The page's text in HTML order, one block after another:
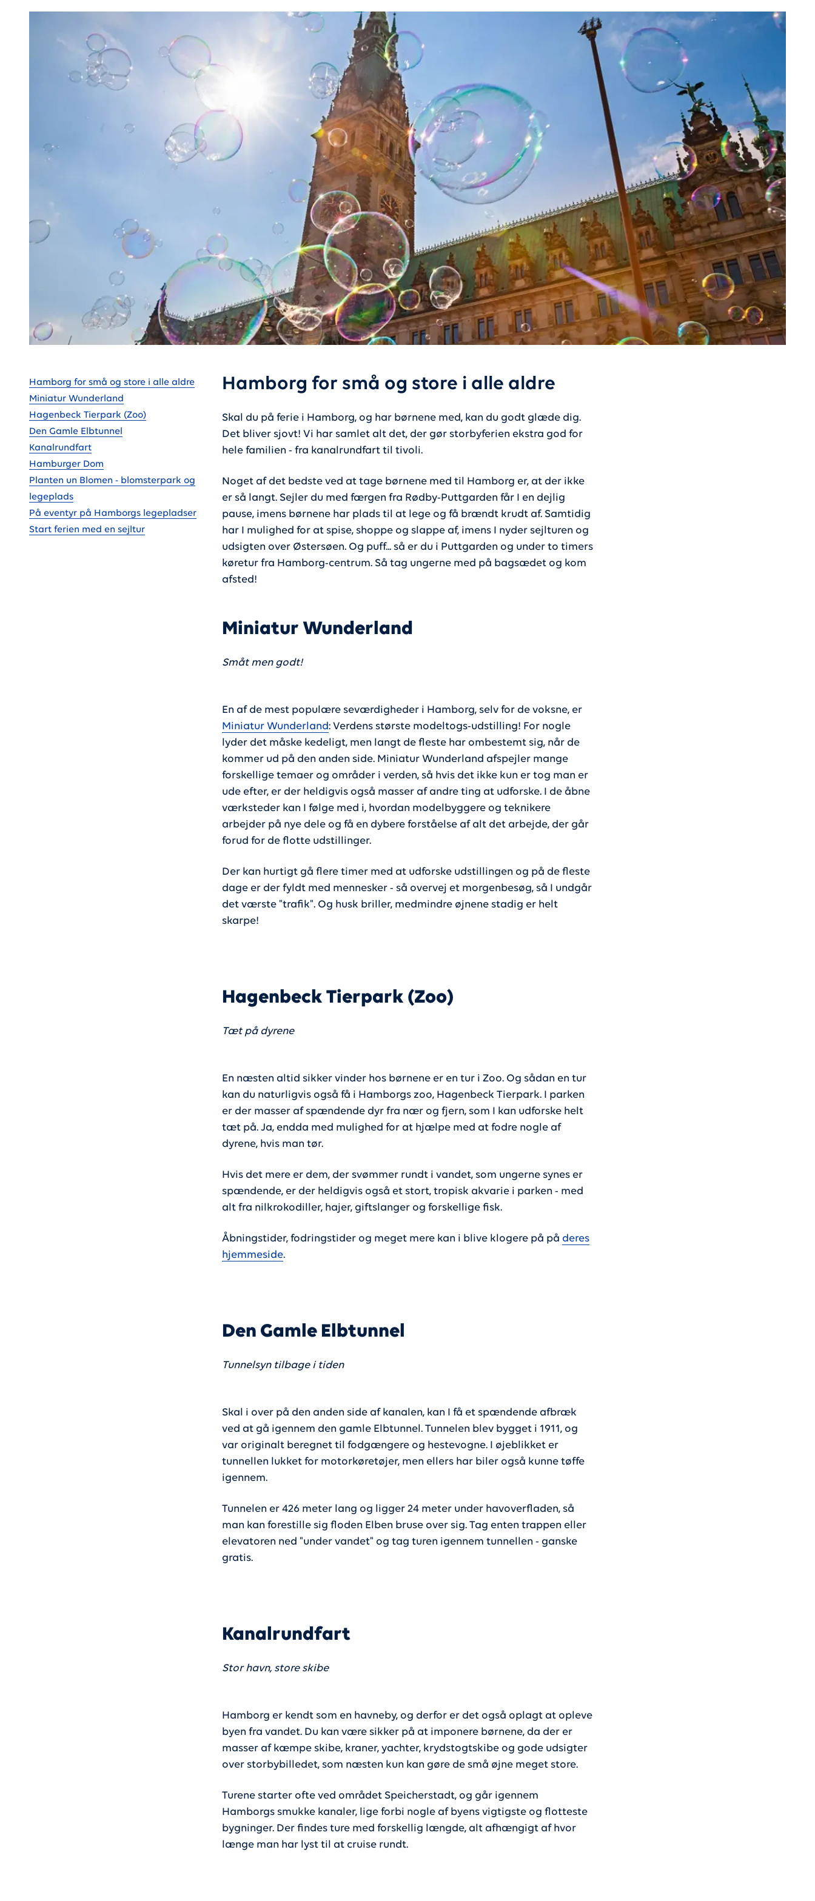
Gå til
Hamborg for små og store i alle aldre
Miniatur Wunderland
Hagenbeck Tierpark (Zoo)
Den Gamle Elbtunnel
Kanalrundfart
Hamburger Dom
Planten un Blomen - blomsterpark og
legeplads
På eventyr på Hamborgs legepladser
Start ferien med en sejltur
Hamborg for små og store i alle aldre
Skal du på ferie i Hamborg, og har børnene med, kan du godt glæde dig.
Det bliver sjovt! Vi har samlet alt det, der gør storbyferien ekstra god for
hele familien - fra kanalrundfart til tivoli.
Noget af det bedste ved at tage børnene med til Hamborg er, at der ikke
er så langt. Sejler du med færgen fra Rødby-Puttgarden får I en dejlig
pause, imens børnene har plads til at lege og få brændt krudt af. Samtidig
har I mulighed for at spise, shoppe og slappe af, imens I nyder sejlturen og
udsigten over Østersøen. Og puff... så er du i Puttgarden og under to timers
køretur fra Hamborg-centrum. Så tag ungerne med på bagsædet og kom
afsted!
Miniatur Wunderland
Småt men godt!
En af de mest populære seværdigheder i Hamborg, selv for de voksne, er
Miniatur Wunderland: Verdens største modeltogs-udstilling! For nogle
lyder det måske kedeligt, men langt de fleste har ombestemt sig, når de
kommer ud på den anden side. Miniatur Wunderland afspejler mange
forskellige temaer og områder i verden, så hvis det ikke kun er tog man er
ude efter, er der heldigvis også masser af andre ting at udforske. I de åbne
værksteder kan I følge med i, hvordan modelbyggere og teknikere
arbejder på nye dele og få en dybere forståelse af alt det arbejde, der går
forud for de flotte udstillinger.
Der kan hurtigt gå flere timer med at udforske udstillingen og på de fleste
dage er der fyldt med mennesker - så overvej et morgenbesøg, så I undgår
det værste "trafik". Og husk briller, medmindre øjnene stadig er helt
skarpe!
Hagenbeck Tierpark (Zoo)
Tæt på dyrene
En næsten altid sikker vinder hos børnene er en tur i Zoo. Og sådan en tur
kan du naturligvis også få i Hamborgs zoo, Hagenbeck Tierpark. I parken
er der masser af spændende dyr fra nær og fjern, som I kan udforske helt
tæt på. Ja, endda med mulighed for at hjælpe med at fodre nogle af
dyrene, hvis man tør.
Hvis det mere er dem, der svømmer rundt i vandet, som ungerne synes er
spændende, er der heldigvis også et stort, tropisk akvarie i parken - med
alt fra nilkrokodiller, hajer, giftslanger og forskellige fisk.
Åbningstider, fodringstider og meget mere kan i blive klogere på på deres
hjemmeside.
Den Gamle Elbtunnel
Tunnelsyn tilbage i tiden
Skal i over på den anden side af kanalen, kan I få et spændende afbræk
ved at gå igennem den gamle Elbtunnel. Tunnelen blev bygget i 1911, og
var originalt beregnet til fodgængere og hestevogne. I øjeblikket er
tunnellen lukket for motorkøretøjer, men ellers har biler også kunne tøffe
igennem.
Tunnelen er 426 meter lang og ligger 24 meter under havoverfladen, så
man kan forestille sig floden Elben bruse over sig. Tag enten trappen eller
elevatoren ned "under vandet" og tag turen igennem tunnellen - ganske
gratis.
Kanalrundfart
Stor havn, store skibe
Hamborg er kendt som en havneby, og derfor er det også oplagt at opleve
byen fra vandet. Du kan være sikker på at imponere børnene, da der er
masser af kæmpe skibe, kraner, yachter, krydstogtskibe og gode udsigter
over storbybilledet, som næsten kun kan gøre de små øjne meget store.
Turene starter ofte ved området Speicherstadt, og går igennem
Hamborgs smukke kanaler, lige forbi nogle af byens vigtigste og flotteste
bygninger. Der findes ture med forskellig længde, alt afhængigt af hvor
længe man har lyst til at cruise rundt.